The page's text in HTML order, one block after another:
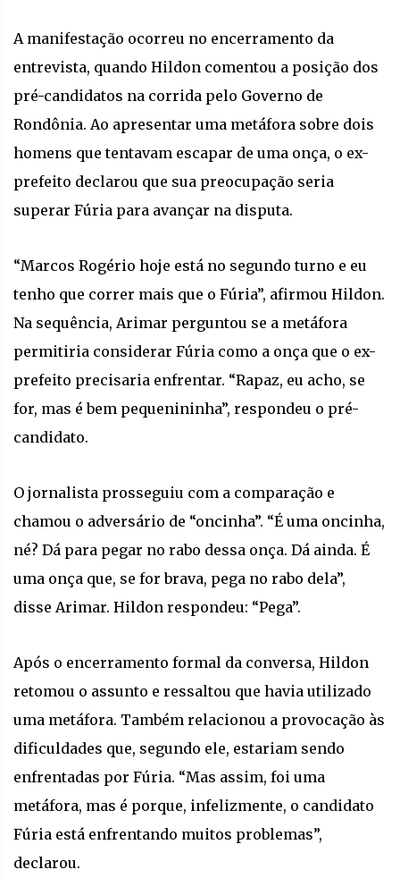
A manifestação ocorreu no encerramento da
entrevista, quando Hildon comentou a posição dos
pré-candidatos na corrida pelo Governo de
Rondônia. Ao apresentar uma metáfora sobre dois
homens que tentavam escapar de uma onça, o ex-
prefeito declarou que sua preocupação seria
superar Fúria para avançar na disputa.
“Marcos Rogério hoje está no segundo turno e eu
tenho que correr mais que o Fúria”, afirmou Hildon.
Na sequência, Arimar perguntou se a metáfora
permitiria considerar Fúria como a onça que o ex-
prefeito precisaria enfrentar. “Rapaz, eu acho, se
for, mas é bem pequenininha”, respondeu o pré-
candidato.
O jornalista prosseguiu com a comparação e
chamou o adversário de “oncinha”. “É uma oncinha,
né? Dá para pegar no rabo dessa onça. Dá ainda. É
uma onça que, se for brava, pega no rabo dela”,
disse Arimar. Hildon respondeu: “Pega”.
Após o encerramento formal da conversa, Hildon
retomou o assunto e ressaltou que havia utilizado
uma metáfora. Também relacionou a provocação às
dificuldades que, segundo ele, estariam sendo
enfrentadas por Fúria. “Mas assim, foi uma
metáfora, mas é porque, infelizmente, o candidato
Fúria está enfrentando muitos problemas”,
declarou.